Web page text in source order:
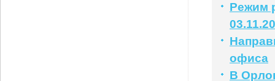
Режим
офиса
В